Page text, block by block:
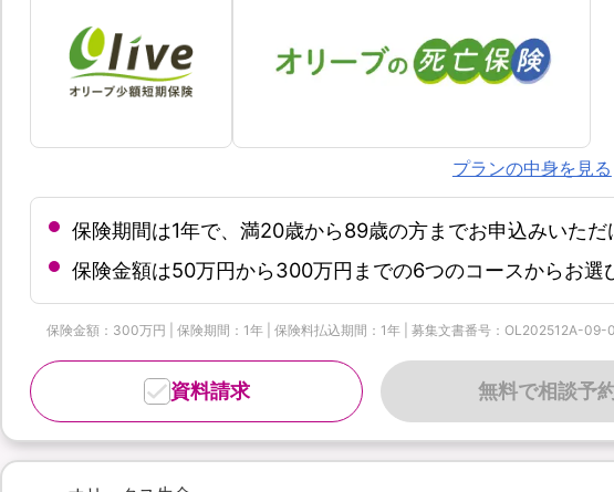
プランの中身を見る
保険期間は1年で、満20歳から89歳の方までお申込みいた
保険金額は50万円から300万円までの6つのコースからお選
保険金額：300万円 | 保険期間：1年 | 保険料払込期間：1年 | 募集文書番号：OL202512A-09-
無料で相談予
資料請求